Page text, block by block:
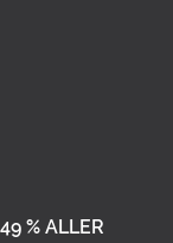
% ALLER